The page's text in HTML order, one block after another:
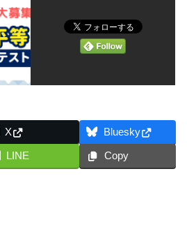
X Bluesky
LINE Copy